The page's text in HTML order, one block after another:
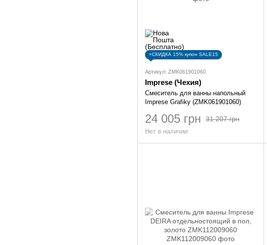
+СКИДКА 15% купон SALE15
Артикул: ZMK061901060
Imprese (Чехия)
Смеситель для ванны напольный
Imprese Grafiky (ZMK061901060)
31 207 грн
24 005 грн
Нет в наличии